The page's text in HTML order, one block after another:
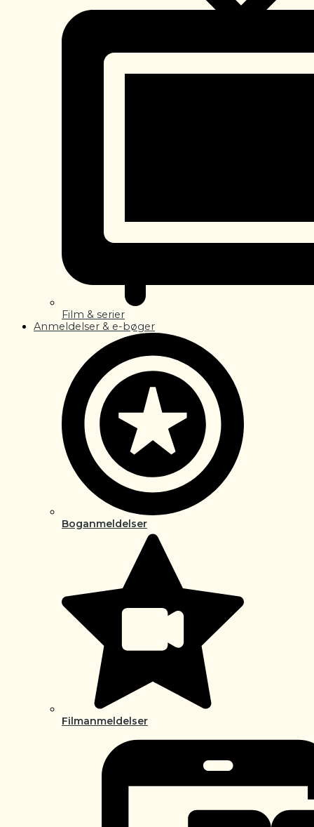
Film & serier
Anmeldelser & e-bøger
Boganmeldelser
Filmanmeldelser